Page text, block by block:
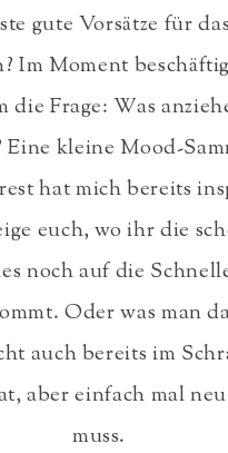
gute Vorsätze für
Im Moment
die Frage: Was
Eine kleine Mood-
hat mich bereits
euch, wo ihr die
noch auf die
Oder was man
auch bereits im
aber einfach mal
muss.